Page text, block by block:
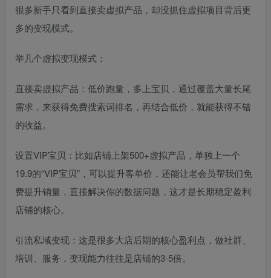
很多新手只看到直接卖虚拟产品，却没抓住虚拟项目背后更
多的变现模式。
举几个虚拟变现模式：
直接卖虚拟产品：低价跑量，多上宝贝，通过覆盖大量长尾
需求，来获得免费搜索词排名，再结合低价，就能获得不错
的收益。
设置VIP宝贝：比如店铺上架500+虚拟产品，单独上一个
19.9的“VIP宝贝”，可以提升客单价，还能让老会员帮我们免
费提升销量，直接解决你的数据问题，这才是长期稳定盈利
店铺的核心。
引流私域变现：这是很多大店后期的核心盈利点，做社群、
培训、服务，变现能力往往是店铺的3-5倍。